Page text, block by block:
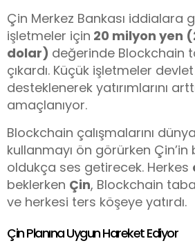
Çin Merkez Bankası iddialara
işletmeler için 20 milyon yen
dolar) değerinde Blockchain
çıkardı. Küçük işletmeler
desteklenerek yatırımlarını
amaçlanıyor.
Blockchain çalışmalarını
kullanmayı ön görürken
oldukça ses getirecek. Herkes
beklerken Çin, Blockchain
ve herkesi ters köşeye yatırdı.
Çin Planına Uygun Hareket Ediyor